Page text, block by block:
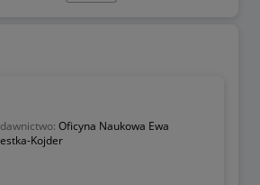
Oficyna Naukowa Ewa
Kojder